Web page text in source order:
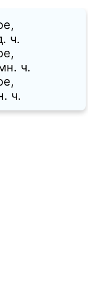
ч.
ч.
ч.